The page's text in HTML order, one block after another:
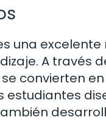
una
A través
convierten